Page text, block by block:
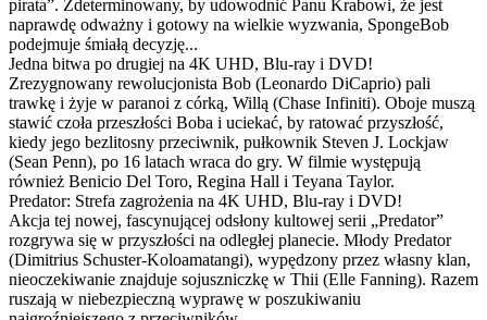
pirata”. Zdeterminowany, by udowodnić Panu Krabowi, że jest
naprawdę odważny i gotowy na wielkie wyzwania, SpongeBob
podejmuje śmiałą decyzję...
Jedna bitwa po drugiej na 4K UHD, Blu-ray i DVD!
Zrezygnowany rewolucjonista Bob (Leonardo DiCaprio) pali
trawkę i żyje w paranoi z córką, Willą (Chase Infiniti). Oboje muszą
stawić czoła przeszłości Boba i uciekać, by ratować przyszłość,
kiedy jego bezlitosny przeciwnik, pułkownik Steven J. Lockjaw
(Sean Penn), po 16 latach wraca do gry. W filmie występują
również Benicio Del Toro, Regina Hall i Teyana Taylor.
Predator: Strefa zagrożenia na 4K UHD, Blu-ray i DVD!
Akcja tej nowej, fascynującej odsłony kultowej serii „Predator”
rozgrywa się w przyszłości na odległej planecie. Młody Predator
(Dimitrius Schuster-Koloamatangi), wypędzony przez własny klan,
nieoczekiwanie znajduje sojuszniczkę w Thii (Elle Fanning). Razem
ruszają w niebezpieczną wyprawę w poszukiwaniu